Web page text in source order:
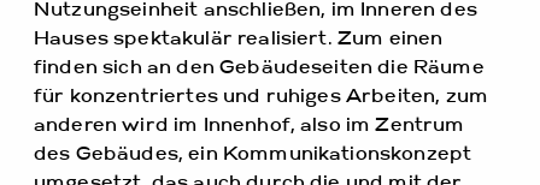
Nutzungseinheit anschließen, im Inneren des
Hauses spektakulär realisiert. Zum einen
finden sich an den Gebäudeseiten die Räume
für konzentriertes und ruhiges Arbeiten, zum
anderen wird im Innenhof, also im Zentrum
des Gebäudes, ein Kommunikationskonzept